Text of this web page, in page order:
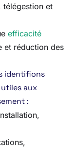
télégestion et
efficacité
et réduction des
identifions
aux
: